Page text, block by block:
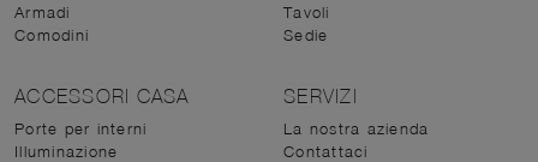
Armadi
Comodini
Tavoli
Sedie
ACCESSORI CASA
Porte per interni
Illuminazione
SERVIZI
La nostra azienda
Contattaci